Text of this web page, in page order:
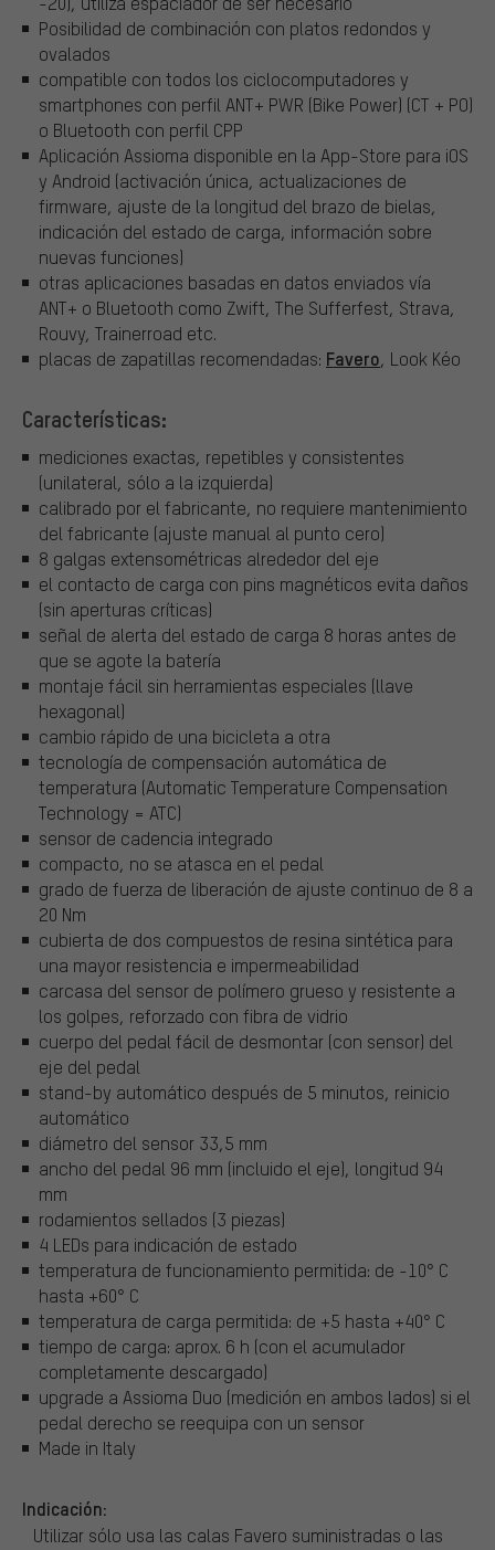
Posibilidad de combinación con platos redondos y
ovalados
compatible con todos los ciclocomputadores y
smartphones con perfil ANT+ PWR (Bike Power) (CT + PO)
o Bluetooth con perfil CPP
Aplicación Assioma disponible en la App-Store para iOS
y Android (activación única, actualizaciones de
firmware, ajuste de la longitud del brazo de bielas,
indicación del estado de carga, información sobre
nuevas funciones)
otras aplicaciones basadas en datos enviados vía
ANT+ o Bluetooth como Zwift, The Sufferfest, Strava,
Rouvy, Trainerroad etc.
placas de zapatillas recomendadas: Favero, Look Kéo
Características:
mediciones exactas, repetibles y consistentes
(unilateral, sólo a la izquierda)
calibrado por el fabricante, no requiere mantenimiento
del fabricante (ajuste manual al punto cero)
8 galgas extensométricas alrededor del eje
el contacto de carga con pins magnéticos evita daños
(sin aperturas críticas)
señal de alerta del estado de carga 8 horas antes de
que se agote la batería
montaje fácil sin herramientas especiales (llave
hexagonal)
cambio rápido de una bicicleta a otra
tecnología de compensación automática de
temperatura (Automatic Temperature Compensation
Technology = ATC)
sensor de cadencia integrado
compacto, no se atasca en el pedal
grado de fuerza de liberación de ajuste continuo de 8 a
20 Nm
cubierta de dos compuestos de resina sintética para
una mayor resistencia e impermeabilidad
carcasa del sensor de polímero grueso y resistente a
los golpes, reforzado con fibra de vidrio
cuerpo del pedal fácil de desmontar (con sensor) del
eje del pedal
stand-by automático después de 5 minutos, reinicio
automático
diámetro del sensor 33,5 mm
ancho del pedal 96 mm (incluido el eje), longitud 94
mm
rodamientos sellados (3 piezas)
4 LEDs para indicación de estado
temperatura de funcionamiento permitida: de -10° C
hasta +60° C
temperatura de carga permitida: de +5 hasta +40° C
tiempo de carga: aprox. 6 h (con el acumulador
completamente descargado)
upgrade a Assioma Duo (medición en ambos lados) si el
pedal derecho se reequipa con un sensor
Made in Italy
Indicación:
Utilizar sólo usa las calas Favero suministradas o las